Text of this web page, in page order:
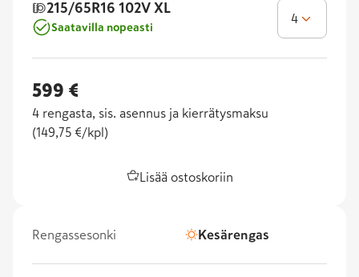
215/65R16 102V XL
Saatavilla nopeasti
4
599 €
4 rengasta, sis. asennus ja kierrätysmaksu
(149,75 €/kpl )
Lisää ostoskoriin
Rengassesonki Kesärengas